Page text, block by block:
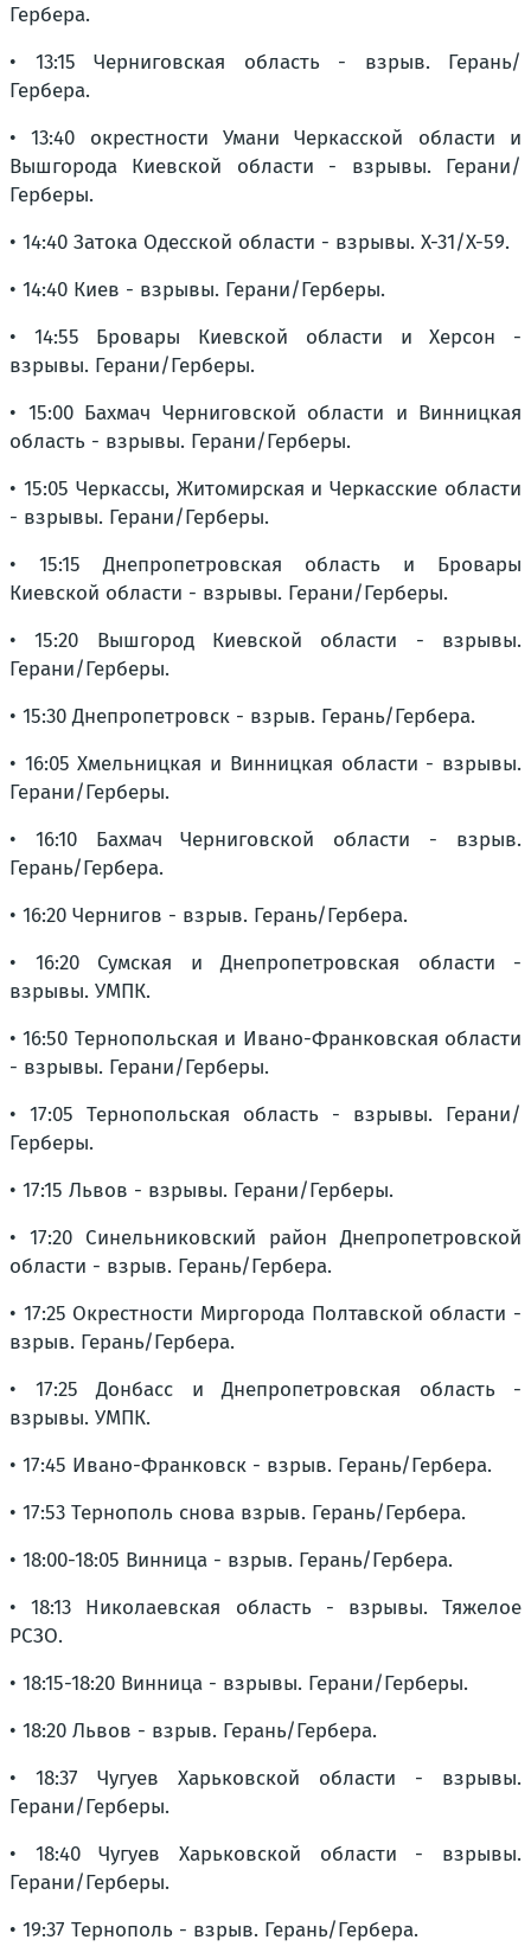
Гербера.
• 13:15 Черниговская область - взрыв. Герань/
Гербера.
• 13:40 окрестности Умани Черкасской области и
Вышгорода Киевской области - взрывы. Герани/
Герберы.
• 14:40 Затока Одесской области - взрывы. Х-31/Х-59.
• 14:40 Киев - взрывы. Герани/Герберы.
• 14:55 Бровары Киевской области и Херсон -
взрывы. Герани/Герберы.
• 15:00 Бахмач Черниговской области и Винницкая
область - взрывы. Герани/Герберы.
• 15:05 Черкассы, Житомирская и Черкасские области
- взрывы. Герани/Герберы.
• 15:15 Днепропетровская область и Бровары
Киевской области - взрывы. Герани/Герберы.
• 15:20 Вышгород Киевской области - взрывы.
Герани/Герберы.
• 15:30 Днепропетровск - взрыв. Герань/Гербера.
• 16:05 Хмельницкая и Винницкая области - взрывы.
Герани/Герберы.
• 16:10 Бахмач Черниговской области - взрыв.
Герань/Гербера.
• 16:20 Чернигов - взрыв. Герань/Гербера.
• 16:20 Сумская и Днепропетровская области -
взрывы. УМПК.
• 16:50 Тернопольская и Ивано-Франковская области
- взрывы. Герани/Герберы.
• 17:05 Тернопольская область - взрывы. Герани/
Герберы.
• 17:15 Львов - взрывы. Герани/Герберы.
• 17:20 Синельниковский район Днепропетровской
области - взрыв. Герань/Гербера.
• 17:25 Окрестности Миргорода Полтавской области -
взрыв. Герань/Гербера.
• 17:25 Донбасс и Днепропетровская область -
взрывы. УМПК.
• 17:45 Ивано-Франковск - взрыв. Герань/Гербера.
• 17:53 Тернополь снова взрыв. Герань/Гербера.
• 18:00-18:05 Винница - взрыв. Герань/Гербера.
• 18:13 Николаевская область - взрывы. Тяжелое
РСЗО.
• 18:15-18:20 Винница - взрывы. Герани/Герберы.
• 18:20 Львов - взрыв. Герань/Гербера.
• 18:37 Чугуев Харьковской области - взрывы.
Герани/Герберы.
• 18:40 Чугуев Харьковской области - взрывы.
Герани/Герберы.
• 19:37 Тернополь - взрыв. Герань/Гербера.